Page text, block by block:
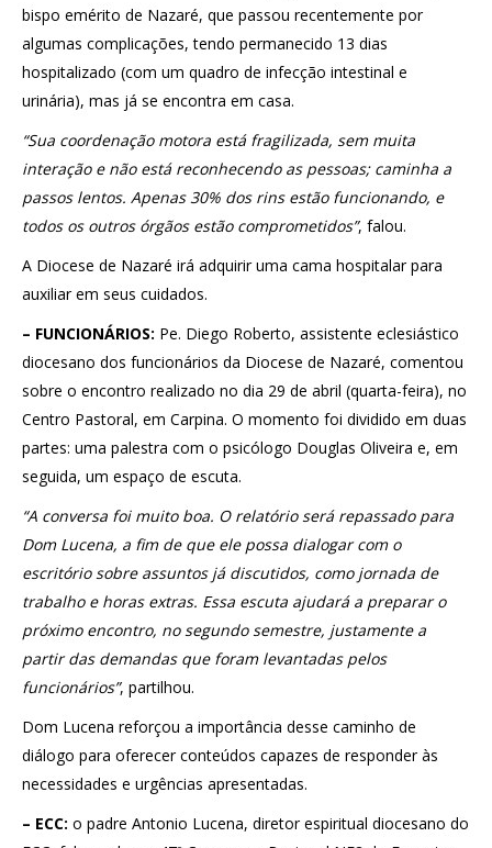
bispo emérito de Nazaré, que passou recentemente por
algumas complicações, tendo permanecido 13 dias
hospitalizado (com um quadro de infecção intestinal e
urinária), mas já se encontra em casa.
“Sua coordenação motora está fragilizada, sem muita
interação e não está reconhecendo as pessoas; caminha a
passos lentos. Apenas 30% dos rins estão funcionando, e
todos os outros órgãos estão comprometidos”, falou.
A Diocese de Nazaré irá adquirir uma cama hospitalar para
auxiliar em seus cuidados.
– FUNCIONÁRIOS: Pe. Diego Roberto, assistente eclesiástico
diocesano dos funcionários da Diocese de Nazaré, comentou
sobre o encontro realizado no dia 29 de abril (quarta-feira), no
Centro Pastoral, em Carpina. O momento foi dividido em duas
partes: uma palestra com o psicólogo Douglas Oliveira e, em
seguida, um espaço de escuta.
“A conversa foi muito boa. O relatório será repassado para
Dom Lucena, a fim de que ele possa dialogar com o
escritório sobre assuntos já discutidos, como jornada de
trabalho e horas extras. Essa escuta ajudará a preparar o
próximo encontro, no segundo semestre, justamente a
partir das demandas que foram levantadas pelos
funcionários”, partilhou.
Dom Lucena reforçou a importância desse caminho de
diálogo para oferecer conteúdos capazes de responder às
necessidades e urgências apresentadas.
– ECC: o padre Antonio Lucena, diretor espiritual diocesano do